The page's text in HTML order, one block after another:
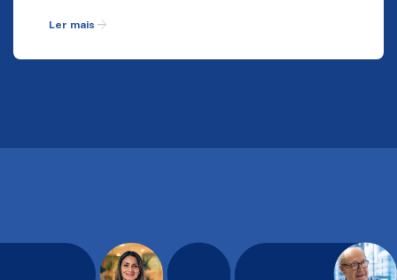
Ler mais arrow_forward